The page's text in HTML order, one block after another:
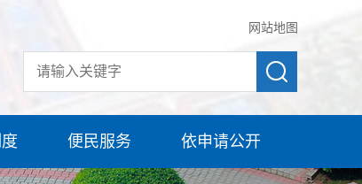
网站地图
便民服务 依申请公开